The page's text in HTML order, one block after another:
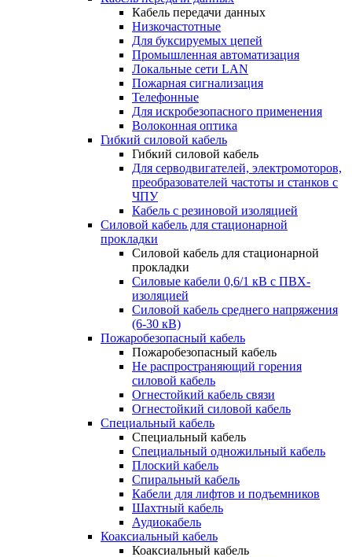
Кабель передачи данных
Низкочастотные
Для буксируемых цепей
Промышленная автоматизация
Локальные сети LAN
Пожарная сигнализация
Телефонные
Для искробезопасного применения
Волоконная оптика
Гибкий силовой кабель
Гибкий силовой кабель
Для серводвигателей, электромоторов,
преобразователей частоты и станков с
ЧПУ
Кабель с резиновой изоляцией
Силовой кабель для стационарной
прокладки
Силовой кабель для стационарной
прокладки
Силовые кабели 0,6/1 кВ с ПВХ-
изоляцией
Силовой кабель среднего напряжения
(6-30 кВ)
Пожаробезопасный кабель
Пожаробезопасный кабель
Не распространяющий горения
силовой кабель
Огнестойкий кабель связи
Огнестойкий силовой кабель
Специальный кабель
Специальный кабель
Специальный одножильный кабель
Плоский кабель
Спиральный кабель
Кабели для лифтов и подъемников
Шахтный кабель
Аудиокабель
Коаксиальный кабель
Коаксиальный кабель